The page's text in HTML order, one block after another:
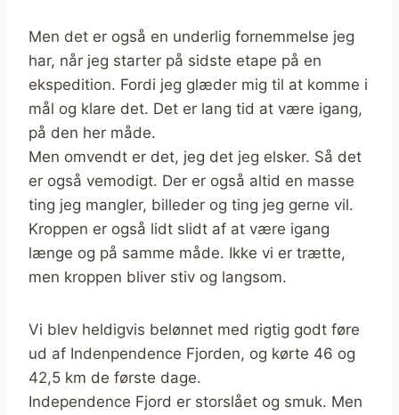
Men det er også en underlig fornemmelse jeg
har, når jeg starter på sidste etape på en
ekspedition. Fordi jeg glæder mig til at komme i
mål og klare det. Det er lang tid at være igang,
på den her måde.
Men omvendt er det, jeg det jeg elsker. Så det
er også vemodigt. Der er også altid en masse
ting jeg mangler, billeder og ting jeg gerne vil.
Kroppen er også lidt slidt af at være igang
længe og på samme måde. Ikke vi er trætte,
men kroppen bliver stiv og langsom.
Vi blev heldigvis belønnet med rigtig godt føre
ud af Indenpendence Fjorden, og kørte 46 og
42,5 km de første dage.
Independence Fjord er storslået og smuk. Men